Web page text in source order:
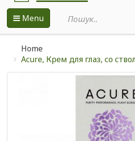
Menu
Home
Acure, Крем для глаз, со